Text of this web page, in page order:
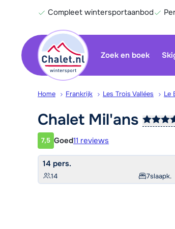
Compleet wintersportaanbod
Zoek en boek
Home Frankrijk Les Trois Vallées Le
Chalet Mil'ans
Klantwaardering
7,5 Goed11 reviews
14 pers.
14 7slaapk.